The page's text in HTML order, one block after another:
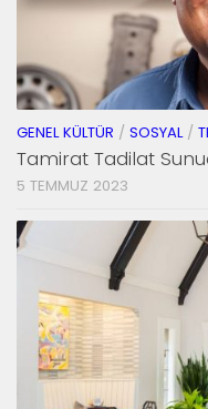
GENEL KÜLTÜR / SOSYAL/
Tamirat Tadilat
5 TEMMUZ 2023